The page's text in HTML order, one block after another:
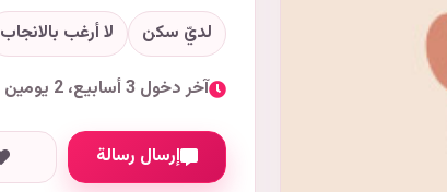
لديّ سكن لا أرغب بالانجاب
آخر دخول 3 أسابيع، 2 يومين مضت
إرسال رسالة